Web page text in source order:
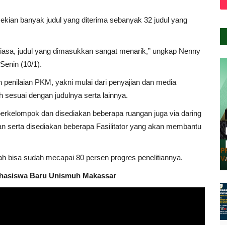
banyak judul yang diterima sebanyak 32 judul yang
judul yang dimasukkan sangat menarik,” ungkap Nenny
(10/1).
PKM, yakni mulai dari penyajian dan media
sesuai dengan judulnya serta lainnya.
dan disediakan beberapa ruangan juga via daring
serta disediakan beberapa Fasilitator yang akan membantu
bisa sudah mecapai 80 persen progres penelitiannya.
Baru Unismuh Makassar